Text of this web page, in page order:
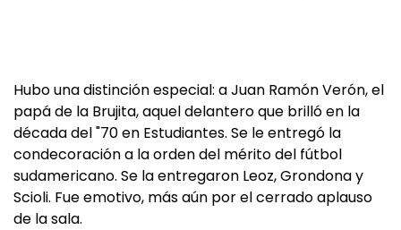
Hubo una distinción especial: a Juan Ramón Verón, el
papá de la Brujita, aquel delantero que brilló en la
década del "70 en Estudiantes. Se le entregó la
condecoración a la orden del mérito del fútbol
sudamericano. Se la entregaron Leoz, Grondona y
Scioli. Fue emotivo, más aún por el cerrado aplauso
de la sala.